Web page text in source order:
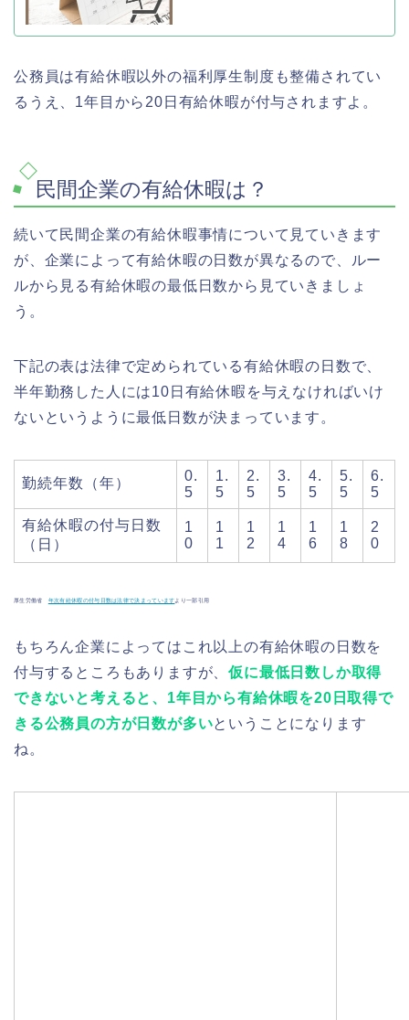
公務員は有給休暇以外の福利厚生制度も整備されてい
るうえ、1年目から20日有給休暇が付与されますよ。
民間企業の有給休暇は？
続いて民間企業の有給休暇事情について見ていきます
が、企業によって有給休暇の日数が異なるので、ルー
ルから見る有給休暇の最低日数から見ていきましょ
う。
下記の表は法律で定められている有給休暇の日数で、
半年勤務した人には10日有給休暇を与えなければいけ
ないというように最低日数が決まっています。
勤続年数（年）
0.
5
1.
5
2.
5
3.
5
4.
5
5.
5
6.
5
有給休暇の付与日数
（日）
1
0
1
1
1
2
1
4
1
6
1
8
2
0
厚生労働省 年次有給休暇の付与日数は法律で決まっています より一部引用
もちろん企業によってはこれ以上の有給休暇の日数を
付与するところもありますが、仮に最低日数しか取得
できないと考えると、1年目から有給休暇を20日取得で
きる公務員の方が日数が多いということになります
ね。